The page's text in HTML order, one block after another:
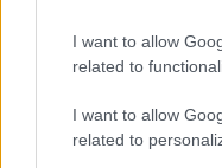
I want to allow
related to
I want to allow
related to
Recorder.hu•2025. december
A húsz éve
O))) legnyomasztóbb